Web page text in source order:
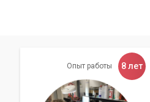
Опыт работы 8 лет